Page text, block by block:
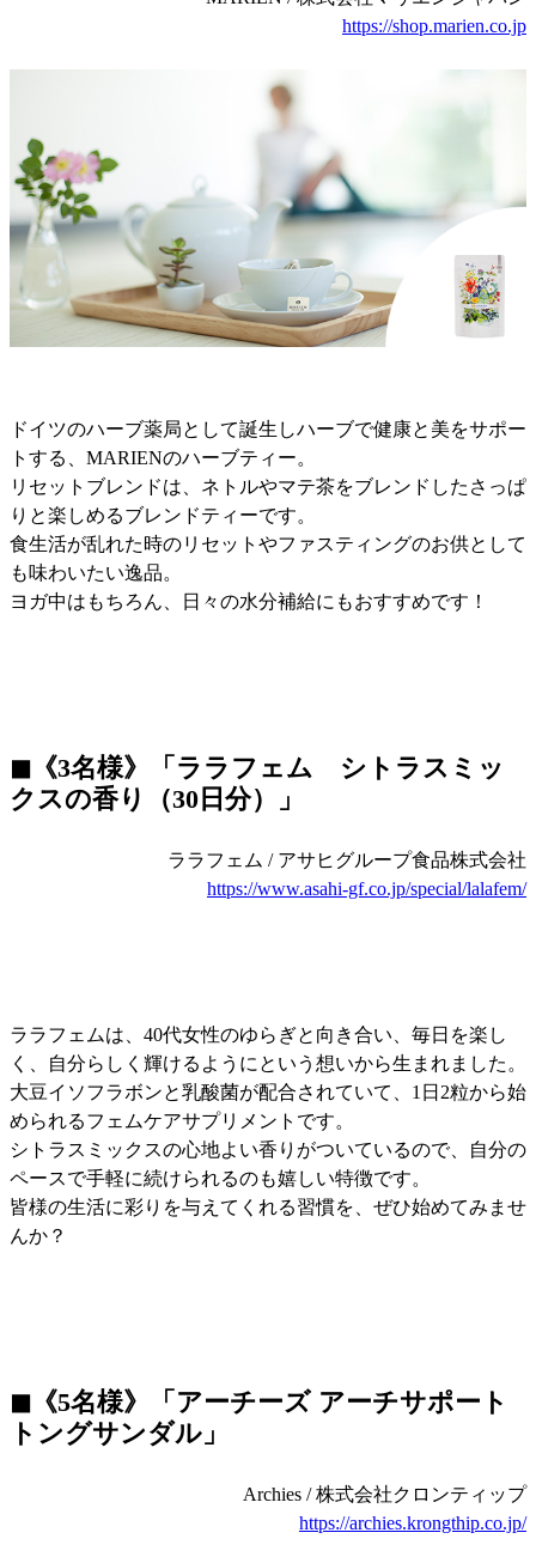
https://shop.marien.co.jp
ドイツのハーブ薬局として誕生しハーブで健康と美をサポー
トする、MARIENのハーブティー。
リセットブレンドは、ネトルやマテ茶をブレンドしたさっぱ
りと楽しめるブレンドティーです。
食生活が乱れた時のリセットやファスティングのお供として
も味わいたい逸品。
ヨガ中はもちろん、日々の水分補給にもおすすめです！
◼︎《3名様》「ララフェム シトラスミッ
クスの香り（30日分）」
ララフェム / アサヒグループ食品株式会社
https://www.asahi-gf.co.jp/special/lalafem/
ララフェムは、40代女性のゆらぎと向き合い、毎日を楽し
く、自分らしく輝けるようにという想いから生まれました。
大豆イソフラボンと乳酸菌が配合されていて、1日2粒から始
められるフェムケアサプリメントです。
シトラスミックスの心地よい香りがついているので、自分の
ペースで手軽に続けられるのも嬉しい特徴です。
皆様の生活に彩りを与えてくれる習慣を、ぜひ始めてみませ
んか？
◼︎《5名様》「アーチーズ アーチサポート
トングサンダル」
Archies / 株式会社クロンティップ
https://archies.krongthip.co.jp/